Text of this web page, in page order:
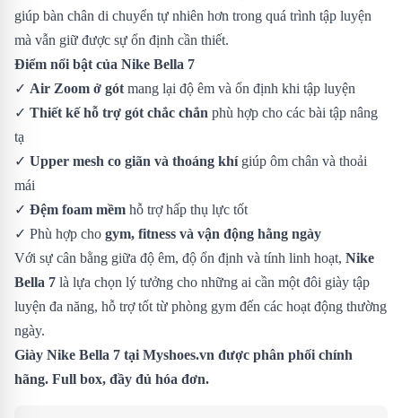
giúp bàn chân di chuyển tự nhiên hơn trong quá trình tập luyện
mà vẫn giữ được sự ổn định cần thiết.
Điểm nổi bật của Nike Bella 7
✓ Air Zoom ở gót mang lại độ êm và ổn định khi tập luyện
✓ Thiết kế hỗ trợ gót chắc chắn phù hợp cho các bài tập nâng
tạ
✓ Upper mesh co giãn và thoáng khígiúp ôm chân và thoải
mái
✓ Đệm foam mềm hỗ trợ hấp thụ lực tốt
✓ Phù hợp cho gym, fitness và vận động hằng ngày
Với sự cân bằng giữa độ êm, độ ổn định và tính linh hoạt, Nike
Bella 7 là lựa chọn lý tưởng cho những ai cần một đôi giày tập
luyện đa năng, hỗ trợ tốt từ phòng gym đến các hoạt động thường
ngày.
Giày Nike Bella 7 tại Myshoes.vn được phân phối chính
hãng. Full box, đầy đủ hóa đơn.